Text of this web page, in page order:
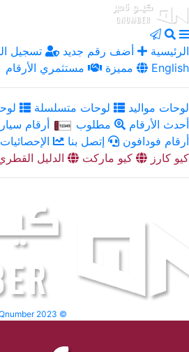
الرئيسية أضف رقم جديد تسجيل
مميزة
مستثمري الأرقام English
لوحات مواليد لوحات متسلسلة
أحدث الأرقام
مطلوب أرقام
أرقام فودافون
إتصل بنا
كيو كارز
كيو ماركت الدليل
2023 ©